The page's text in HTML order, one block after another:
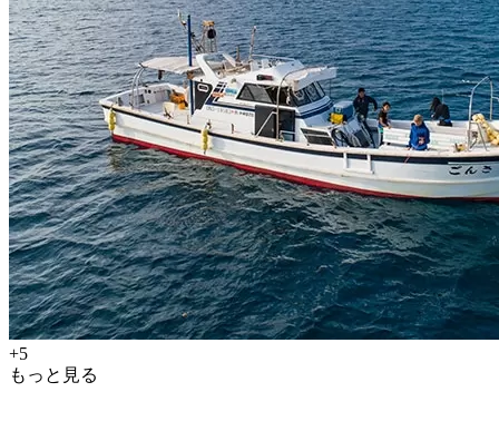
+5
もっと見る